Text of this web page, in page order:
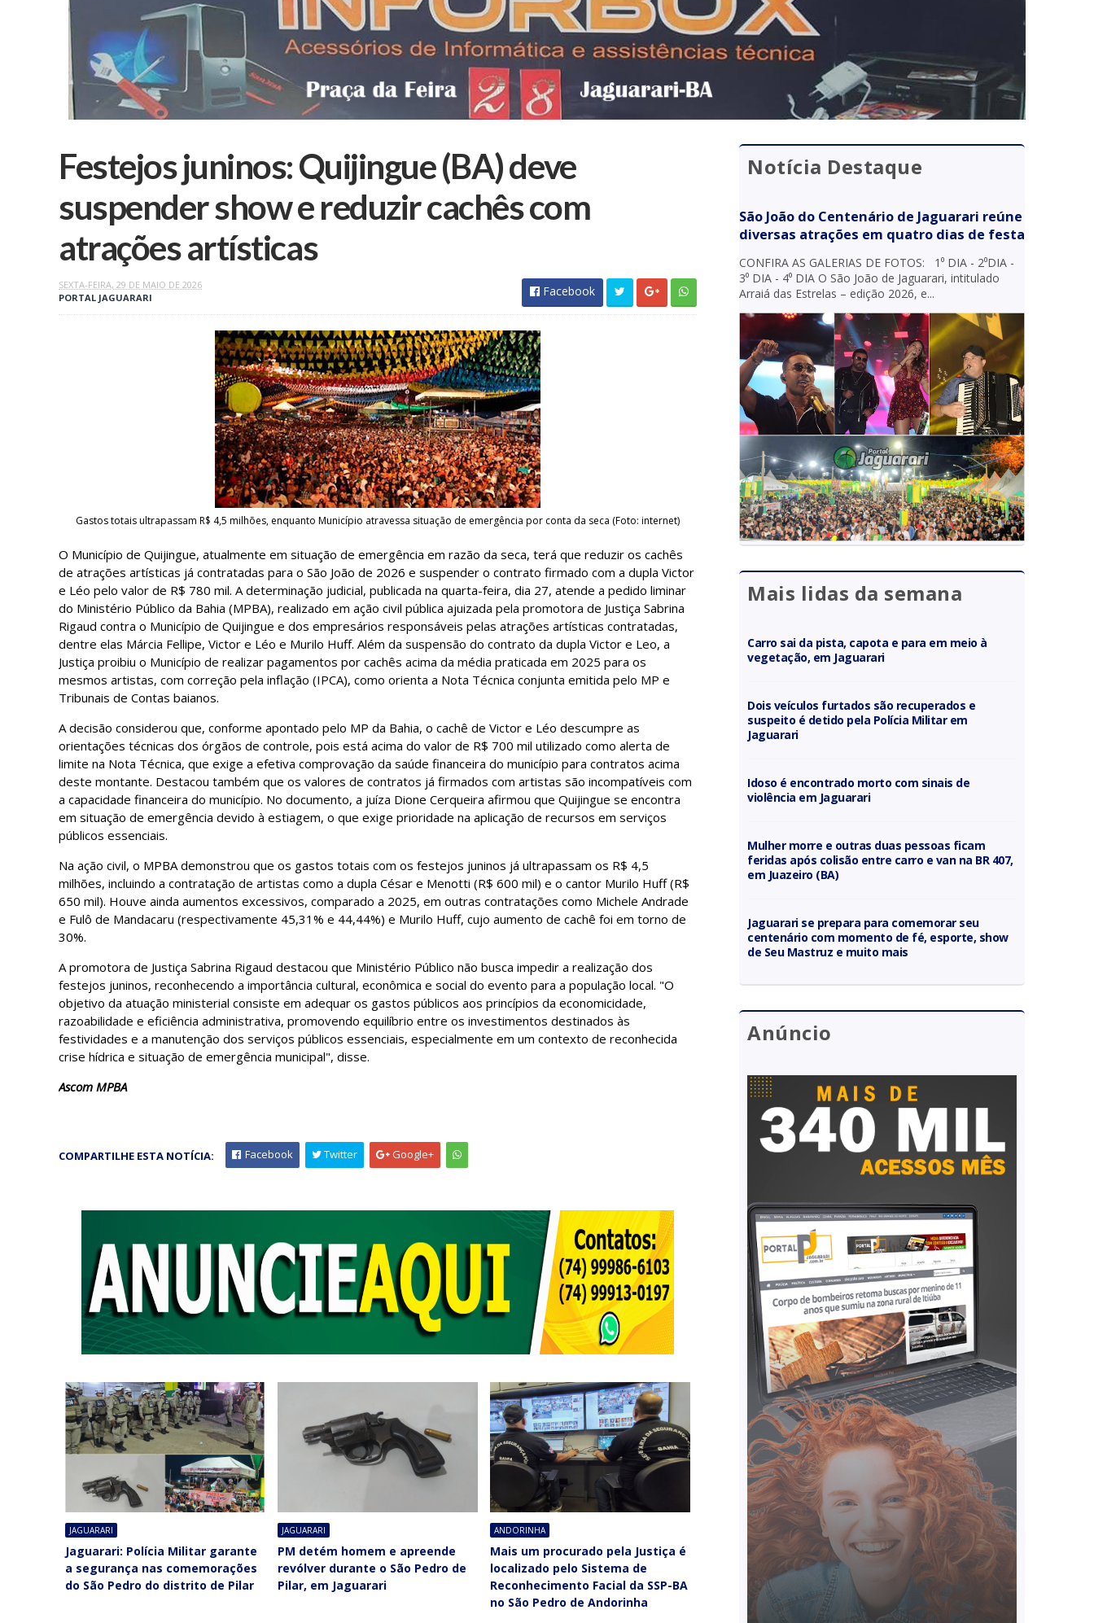
Festejos juninos: Quijingue (BA) deve
suspender show e reduzir cachês com
atrações artísticas
SEXTA-FEIRA, 29 DE MAIO DE 2026
PORTAL JAGUARARI
Facebook
Gastos totais ultrapassam R$ 4,5 milhões, enquanto Município atravessa situação de emergência por conta da seca (Foto: internet)
O Município de Quijingue, atualmente em situação de emergência em razão da seca, terá que reduzir os cachês
de atrações artísticas já contratadas para o São João de 2026 e suspender o contrato firmado com a dupla Victor
e Léo pelo valor de R$ 780 mil. A determinação judicial, publicada na quarta-feira, dia 27, atende a pedido liminar
do Ministério Público da Bahia (MPBA), realizado em ação civil pública ajuizada pela promotora de Justiça Sabrina
Rigaud contra o Município de Quijingue e dos empresários responsáveis pelas atrações artísticas contratadas,
dentre elas Márcia Fellipe, Victor e Léo e Murilo Huff. Além da suspensão do contrato da dupla Victor e Leo, a
Justiça proibiu o Município de realizar pagamentos por cachês acima da média praticada em 2025 para os
mesmos artistas, com correção pela inflação (IPCA), como orienta a Nota Técnica conjunta emitida pelo MP e
Tribunais de Contas baianos.
A decisão considerou que, conforme apontado pelo MP da Bahia, o cachê de Victor e Léo descumpre as
orientações técnicas dos órgãos de controle, pois está acima do valor de R$ 700 mil utilizado como alerta de
limite na Nota Técnica, que exige a efetiva comprovação da saúde financeira do município para contratos acima
deste montante. Destacou também que os valores de contratos já firmados com artistas são incompatíveis com
a capacidade financeira do município. No documento, a juíza Dione Cerqueira afirmou que Quijingue se encontra
em situação de emergência devido à estiagem, o que exige prioridade na aplicação de recursos em serviços
públicos essenciais.
Na ação civil, o MPBA demonstrou que os gastos totais com os festejos juninos já ultrapassam os R$ 4,5
milhões, incluindo a contratação de artistas como a dupla César e Menotti (R$ 600 mil) e o cantor Murilo Huff (R$
650 mil). Houve ainda aumentos excessivos, comparado a 2025, em outras contratações como Michele Andrade
e Fulô de Mandacaru (respectivamente 45,31% e 44,44%) e Murilo Huff, cujo aumento de cachê foi em torno de
30%.
A promotora de Justiça Sabrina Rigaud destacou que Ministério Público não busca impedir a realização dos
festejos juninos, reconhecendo a importância cultural, econômica e social do evento para a população local. "O
objetivo da atuação ministerial consiste em adequar os gastos públicos aos princípios da economicidade,
razoabilidade e eficiência administrativa, promovendo equilíbrio entre os investimentos destinados às
festividades e a manutenção dos serviços públicos essenciais, especialmente em um contexto de reconhecida
crise hídrica e situação de emergência municipal", disse.
Ascom MPBA
COMPARTILHE ESTA NOTÍCIA: Facebook Twitter Google+
JAGUARARI
Jaguarari: Polícia Militar garante
a segurança nas comemorações
do São Pedro do distrito de Pilar
JAGUARARI
PM detém homem e apreende
revólver durante o São Pedro de
Pilar, em Jaguarari
ANDORINHA
Mais um procurado pela Justiça é
localizado pelo Sistema de
Reconhecimento Facial da SSP-BA
no São Pedro de Andorinha
Notícia Destaque
São João do Centenário de Jaguarari reúne
diversas atrações em quatro dias de festa
CONFIRA AS GALERIAS DE FOTOS: 1⁰ DIA - 2⁰DIA -
3⁰ DIA - 4⁰ DIA O São João de Jaguarari, intitulado
Arraiá das Estrelas – edição 2026, e...
Mais lidas da semana
Carro sai da pista, capota e para em meio à
vegetação, em Jaguarari
Dois veículos furtados são recuperados e
suspeito é detido pela Polícia Militar em
Jaguarari
Idoso é encontrado morto com sinais de
violência em Jaguarari
Mulher morre e outras duas pessoas ficam
feridas após colisão entre carro e van na BR 407,
em Juazeiro (BA)
Jaguarari se prepara para comemorar seu
centenário com momento de fé, esporte, show
de Seu Mastruz e muito mais
Anúncio